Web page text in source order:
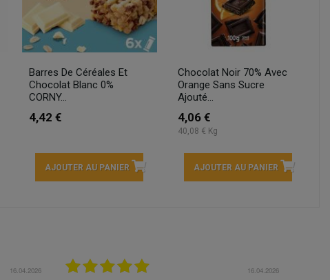
Barres De Céréales Et
Chocolat Blanc 0%
CORNY...
4,42 €
AJOUTER AU PANIER
Chocolat Noir 70% Avec
Orange Sans Sucre
Ajouté...
4,06 €
40,08 € Kg
AJOUTER AU PANIER
16.04.2026 16.04.2026